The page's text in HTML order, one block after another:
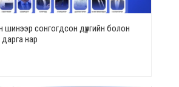
сонгогдсон дүүргийн болон
нар